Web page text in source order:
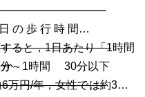
時 間
間 30分以下
ると，1日あたり「1時間
か
円/年，女性では約3万4